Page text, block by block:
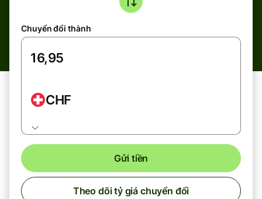
Chuyển đổi thành
CHF
Gửi tiền
Theo dõi tỷ giá chuyển đổi